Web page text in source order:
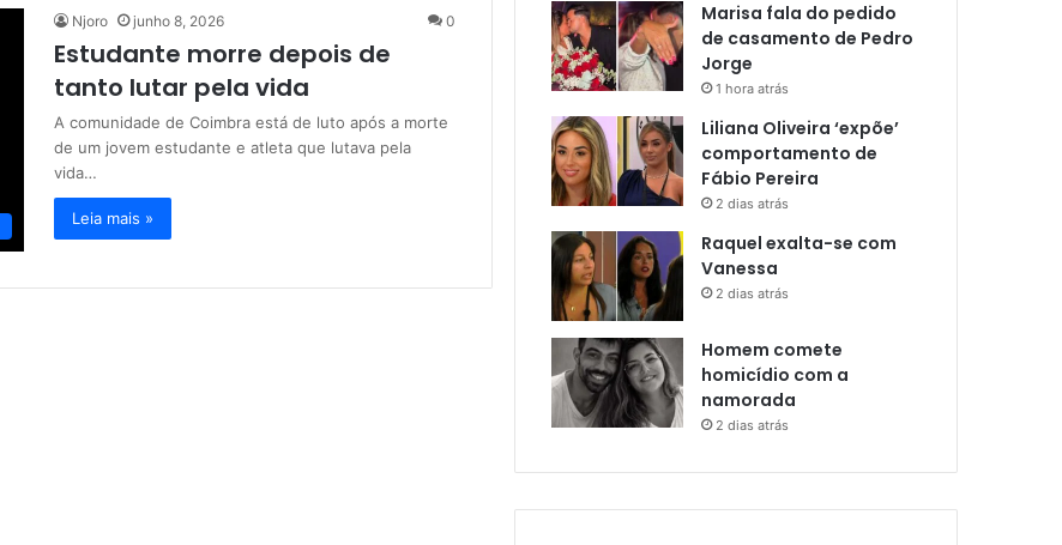
Njoro junho 8, 2026 0
Estudante morre depois de
tanto lutar pela vida
A comunidade de Coimbra está de luto após a morte
de um jovem estudante e atleta que lutava pela
vida…
Leia mais »
Marisa fala do pedido
de casamento de Pedro
Jorge
1 hora atrás
Liliana Oliveira ‘expõe’
comportamento de
Fábio Pereira
2 dias atrás
Raquel exalta-se com
Vanessa
2 dias atrás
Homem comete
homicídio com a
namorada
2 dias atrás